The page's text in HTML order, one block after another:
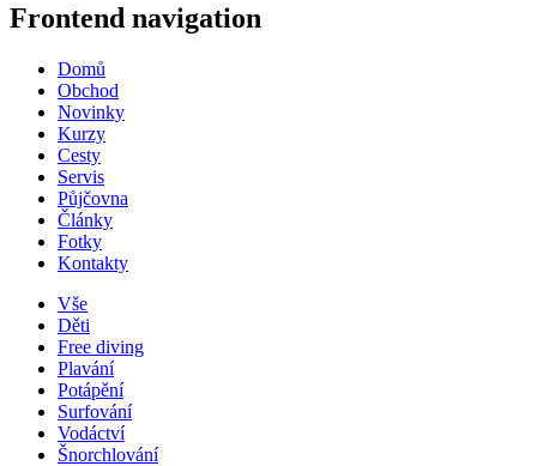
Frontend navigation
Domů
Obchod
Novinky
Kurzy
Cesty
Servis
Půjčovna
Články
Fotky
Kontakty
Vše
Děti
Free diving
Plavání
Potápění
Surfování
Vodáctví
Šnorchlování